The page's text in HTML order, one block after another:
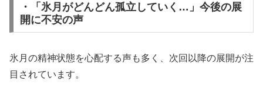
・「氷月がどんどん孤立していく…」今後の展
開に不安の声
氷月の精神状態を心配する声も多く、次回以降の展開が注
目されています。